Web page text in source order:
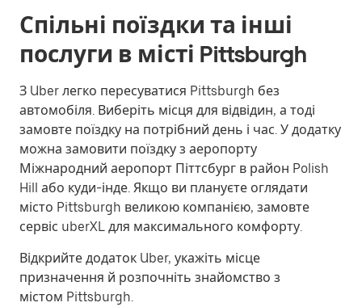
Спільні поїздки та інші
послуги в місті Pittsburgh
З Uber легко пересуватися Pittsburgh без
автомобіля. Виберіть місця для відвідин, а тоді
замовте поїздку на потрібний день і час. У додатку
можна замовити поїздку з аеропорту
Міжнародний аеропорт Піттсбург в район Polish
Hill або куди-інде. Якщо ви плануєте оглядати
місто Pittsburgh великою компанією, замовте
сервіс uberXL для максимального комфорту.
Відкрийте додаток Uber, укажіть місце
призначення й розпочніть знайомство з
містом Pittsburgh.